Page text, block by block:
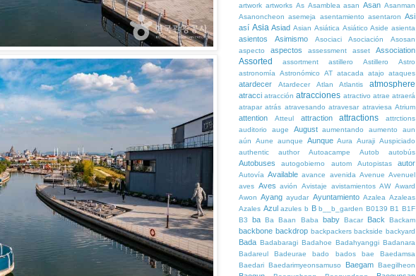
artwork artworks As Asamblea asan Asan Asanman
Asanoncheon asemeja asentamiento asentaron Asi
así Asia Asiad Asian Asiática Asiático Aside asienta
asientos Asimismo Asociaci Asociación
Asosan
aspecto
aspectos assessment asset Association
Assorted assortment astillero Astillero
Astro
astronomía
Astronómico AT atacada atajo ataques
atardecer Atardecer Atlan Atlantis atmosphere
atracci atracción atracciones atractivo atrae atraerá
atrapar atrás atravesando atravesar atraviesa Atrium
attention Atteul attraction attractions
attrctions
auditorio
auge August aumentando aumento
aun
aún
Aune aunque Aunque Aura Auraji Auspiciado
authentic
author Autoacampe Autob autobús
Autobuses autogobierno autom Autopistas autor
Autovía Available avance avenida Avenue Avenuel
aves Aves avión Avistaje avistamientos AW Award
Awon Ayang ayudar Ayuntamiento Azalea Azaleas
Azales Azul azules b B b__b_garden B0139 B1 B1F
B3
ba Ba Baan Baba baby Bacar Back Backam
backbone backdrop backpackers backside backyard
Bada Badabaragi Badahoe Badahyanggi Badanara
Badareul
Badeurae bado bados bae
Baedamsa
Baedari Baedarimyeonsamuso Baegam Baegilheon